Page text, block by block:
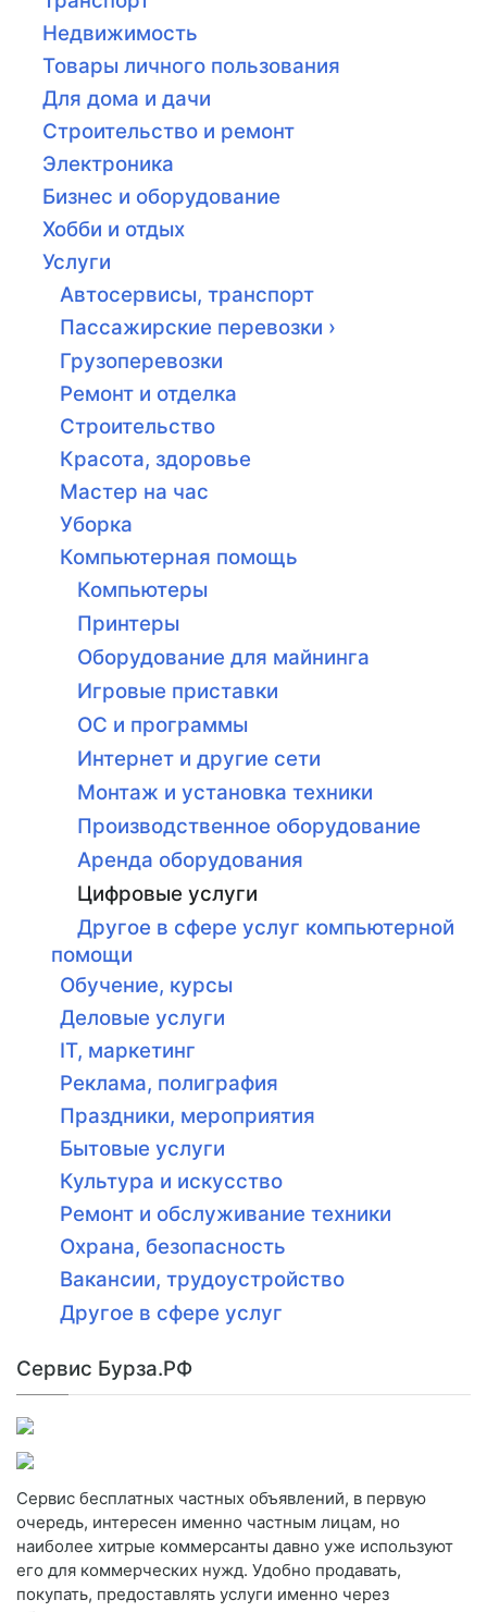
Недвижимость
Товары личного пользования
Для дома и дачи
Строительство и ремонт
Электроника
Бизнес и оборудование
Хобби и отдых
Услуги
Автосервисы, транспорт
Пассажирские перевозки ›
Грузоперевозки
Ремонт и отделка
Строительство
Красота, здоровье
Мастер на час
Уборка
Компьютерная помощь
Компьютеры
Принтеры
Оборудование для майнинга
Игровые приставки
ОС и программы
Интернет и другие сети
Монтаж и установка техники
Производственное оборудование
Аренда оборудования
Цифровые услуги
Другое в сфере услуг компьютерной
помощи
Обучение, курсы
Деловые услуги
IT, маркетинг
Реклама, полиграфия
Праздники, мероприятия
Бытовые услуги
Культура и искусство
Ремонт и обслуживание техники
Охрана, безопасность
Вакансии, трудоустройство
Другое в сфере услуг
Сервис Бурза.РФ
Сервис бесплатных частных объявлений, в первую
очередь, интересен именно частным лицам, но
наиболее хитрые коммерсанты давно уже используют
его для коммерческих нужд. Удобно продавать,
покупать, предоставлять услуги именно через